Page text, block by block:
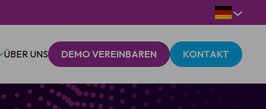
ÜBER UNS DEMO VEREINBAREN KONTAKT